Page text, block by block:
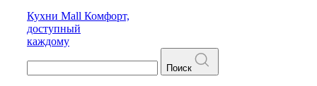
Кухни Mall Комфорт,
доступный
каждому
Поиск